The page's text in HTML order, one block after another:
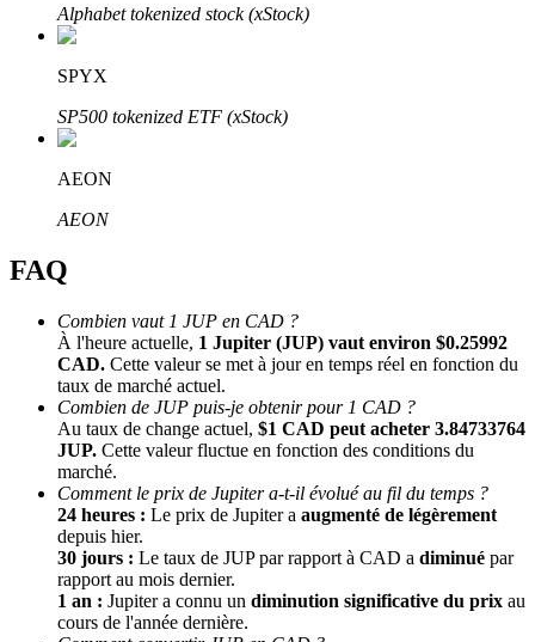
Affiliés Bitrue
Parrainage
Invitez un ami pour recevoir des récompenses en espèces
BTC Welcome Rewards
Alphabet tokenized stock (xStock)
SPYX
SP500 tokenized ETF (xStock)
AEON
AEON
FAQ
Combien vaut 1 JUP en CAD ?
À l'heure actuelle, 1 Jupiter (JUP) vaut environ $0.25992
CAD. Cette valeur se met à jour en temps réel en fonction du
taux de marché actuel.
Combien de JUP puis-je obtenir pour 1 CAD ?
Au taux de change actuel, $1 CAD peut acheter 3.84733764
JUP. Cette valeur fluctue en fonction des conditions du
marché.
Comment le prix de Jupiter a-t-il évolué au fil du temps ?
24 heures : Le prix de Jupiter a augmenté de légèrement
depuis hier.
30 jours : Le taux de JUP par rapport à CAD a diminué par
rapport au mois dernier.
1 an : Jupiter a connu un diminution significative du prix au
cours de l'année dernière.